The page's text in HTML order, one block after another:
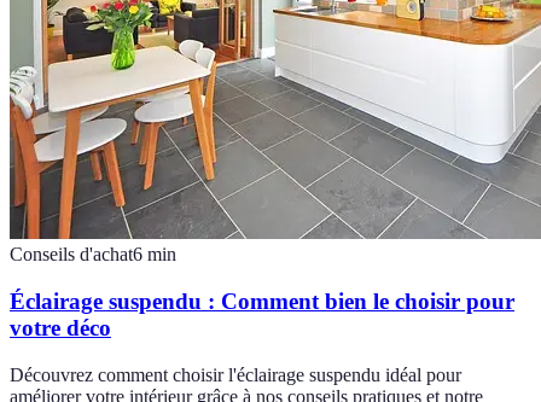
Conseils d'achat6 min
Éclairage suspendu : Comment bien le choisir pour
votre déco
Découvrez comment choisir l'éclairage suspendu idéal pour
améliorer votre intérieur grâce à nos conseils pratiques et notre